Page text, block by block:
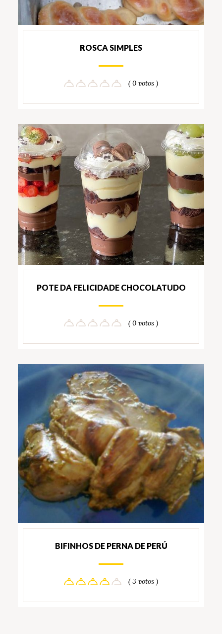
ROSCA SIMPLES
( 0 votos )
POTE DA FELICIDADE CHOCOLATUDO
( 0 votos )
BIFINHOS DE PERNA DE PERÚ
( 3 votos )